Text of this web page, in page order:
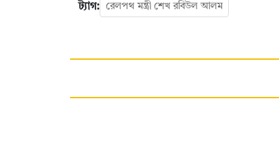
ট্যাগ: রেলপথ মন্ত্রী শেখ রবিউল আলম